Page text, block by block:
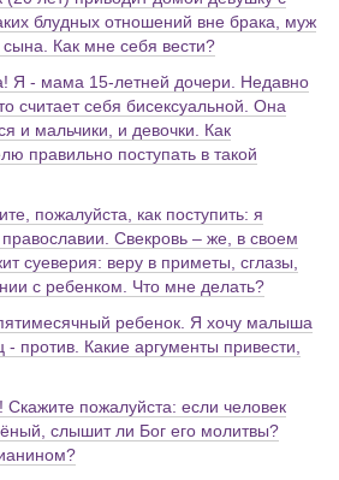
блудных отношений вне брака, муж
Как мне себя вести?
Я - мама 15-летней дочери. Недавно
считает себя бисексуальной. Она
и мальчики, и девочки. Как
правильно поступать в такой
пожалуйста, как поступить: я
Свекровь – же, в своем
суеверия: веру в приметы, сглазы,
с ребенком. Что мне делать?
ребенок. Я хочу малыша
- против. Какие аргументы привести,
Скажите пожалуйста: если человек
слышит ли Бог его молитвы?